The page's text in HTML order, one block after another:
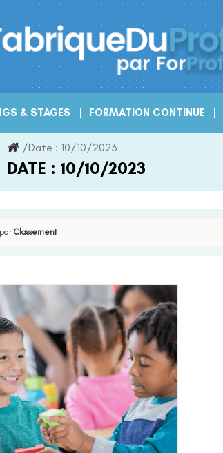
& STAGES FORMATION CONTINUE
/Date : 10/10/2023
DATE : 10/10/2023
Classement